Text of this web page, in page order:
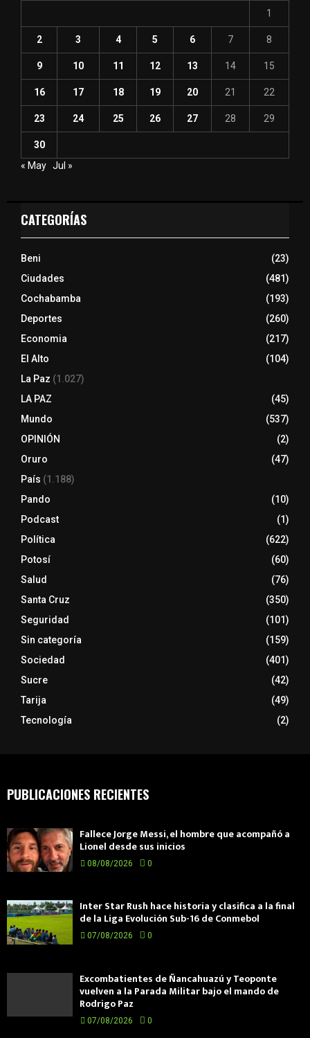
1
2 3 4 5 6 7 8
9 10 11 12 13 14 15
16 17 18 19 20 21 22
23 24 25 26 27 28 29
30
« May Jul »
CATEGORÍAS
Beni
(23)
Ciudades
(481)
Cochabamba
(193)
Deportes
(260)
Economia
(217)
El Alto
(104)
La Paz (1.027)
LA PAZ
(45)
Mundo
(537)
OPINIÓN
(2)
Oruro
(47)
País (1.188)
Pando
(10)
Podcast
(1)
Política
(622)
Potosí
(60)
Salud
(76)
Santa Cruz
(350)
Seguridad
(101)
Sin categoría
(159)
Sociedad
(401)
Sucre
(42)
Tarija
(49)
Tecnología
(2)
PUBLICACIONES RECIENTES
Fallece Jorge Messi, el hombre que acompañó a
Lionel desde sus inicios
08/08/2026 0
Inter Star Rush hace historia y clasifica a la final
de la Liga Evolución Sub-16 de Conmebol
07/08/2026 0
Excombatientes de Ñancahuazú y Teoponte
vuelven a la Parada Militar bajo el mando de
Rodrigo Paz
07/08/2026 0